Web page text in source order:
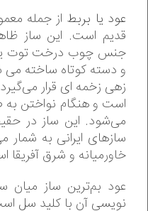
عود یا بربط از جمله
قدیم است. این ساز
جنس چوب درخت توت یا
و دسته کوتاه ساخته می
است و هنگام نواختن به
می‌شود. این ساز در
سازهای‌ ایرانی‌ به
خاورمیانه و شرق آفریقا
عود بم‌ترین ساز میان
نویسی آن با کلید سل